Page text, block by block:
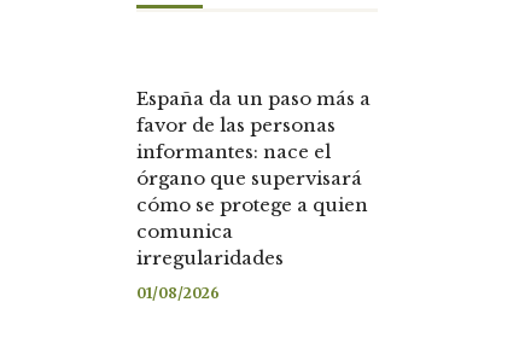
España da un paso más a
favor de las personas
informantes: nace el
órgano que supervisará
cómo se protege a quien
comunica
irregularidades
01/08/2026